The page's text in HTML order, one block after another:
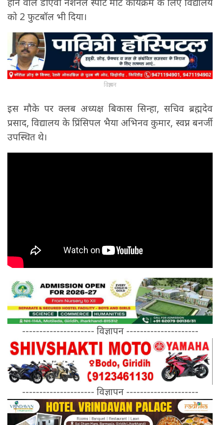
को 2 फुटबॉल भी दिया।
विज्ञापन
इस मौके पर क्लब अध्यक्ष बिकास सिन्हा, सचिव ब्रह्मदेव
प्रसाद, विद्यालय के प्रिंसिपल भैया अभिनव कुमार, स्वप्न बनर्जी
उपस्थित थे।
--------------------- विज्ञापन ---------------------
--------------------- विज्ञापन ---------------------